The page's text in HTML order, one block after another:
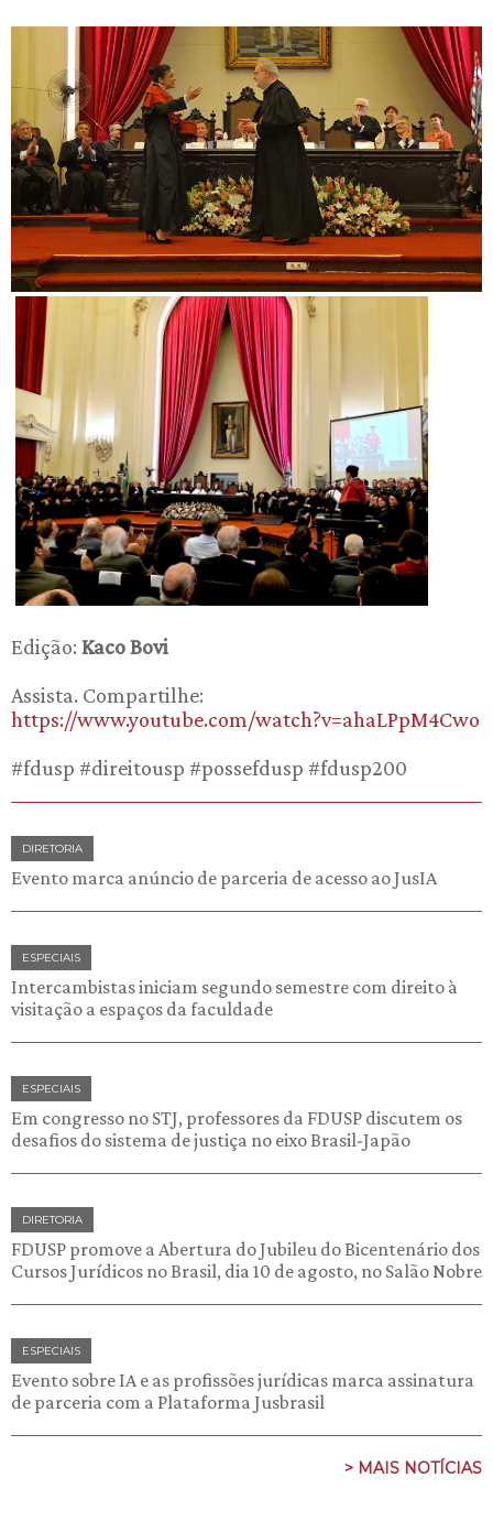
Edição: Kaco Bovi
Assista. Compartilhe:
https://www.youtube.com/watch?v=ahaLPpM4Cwo
#fdusp #direitousp #possefdusp #fdusp200
DIRETORIA
Evento marca anúncio de parceria de acesso ao JusIA
ESPECIAIS
Intercambistas iniciam segundo semestre com direito à
visitação a espaços da faculdade
ESPECIAIS
Em congresso no STJ, professores da FDUSP discutem os
desafios do sistema de justiça no eixo Brasil-Japão
DIRETORIA
FDUSP promove a Abertura do Jubileu do Bicentenário dos
Cursos Jurídicos no Brasil, dia 10 de agosto, no Salão Nobre
ESPECIAIS
Evento sobre IA e as profissões jurídicas marca assinatura
de parceria com a Plataforma Jusbrasil
> MAIS NOTÍCIAS